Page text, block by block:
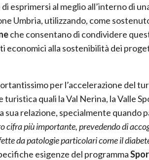
esprimersi al meglio all’interno di
Umbria, utilizzando, come
che consentano di condividere
economici alla sostenibilità dei
per l’accelerazione del
quali la Val Nerina, la Valle
sua relazione, specialmente quando
cifra più importante, prevedendo di
da patologie particolari come il
esigenze del programma